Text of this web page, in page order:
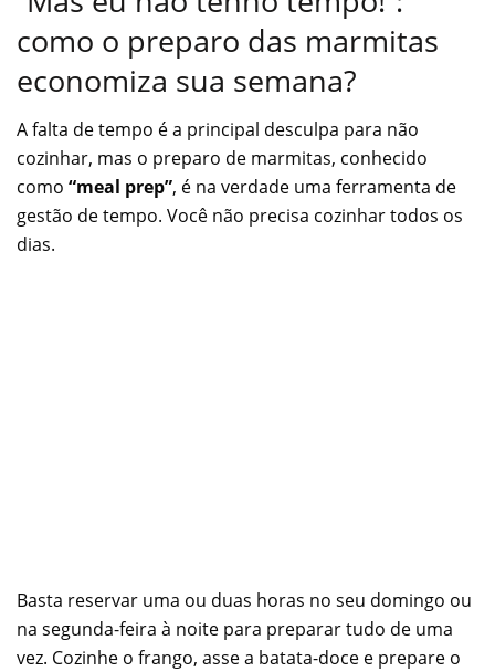
como o preparo das marmitas
economiza sua semana?
A falta de tempo é a principal desculpa para não
cozinhar, mas o preparo de marmitas, conhecido
como “meal prep”, é na verdade uma ferramenta de
gestão de tempo. Você não precisa cozinhar todos os
dias.
Basta reservar uma ou duas horas no seu domingo ou
na segunda-feira à noite para preparar tudo de uma
vez. Cozinhe o frango, asse a batata-doce e prepare o